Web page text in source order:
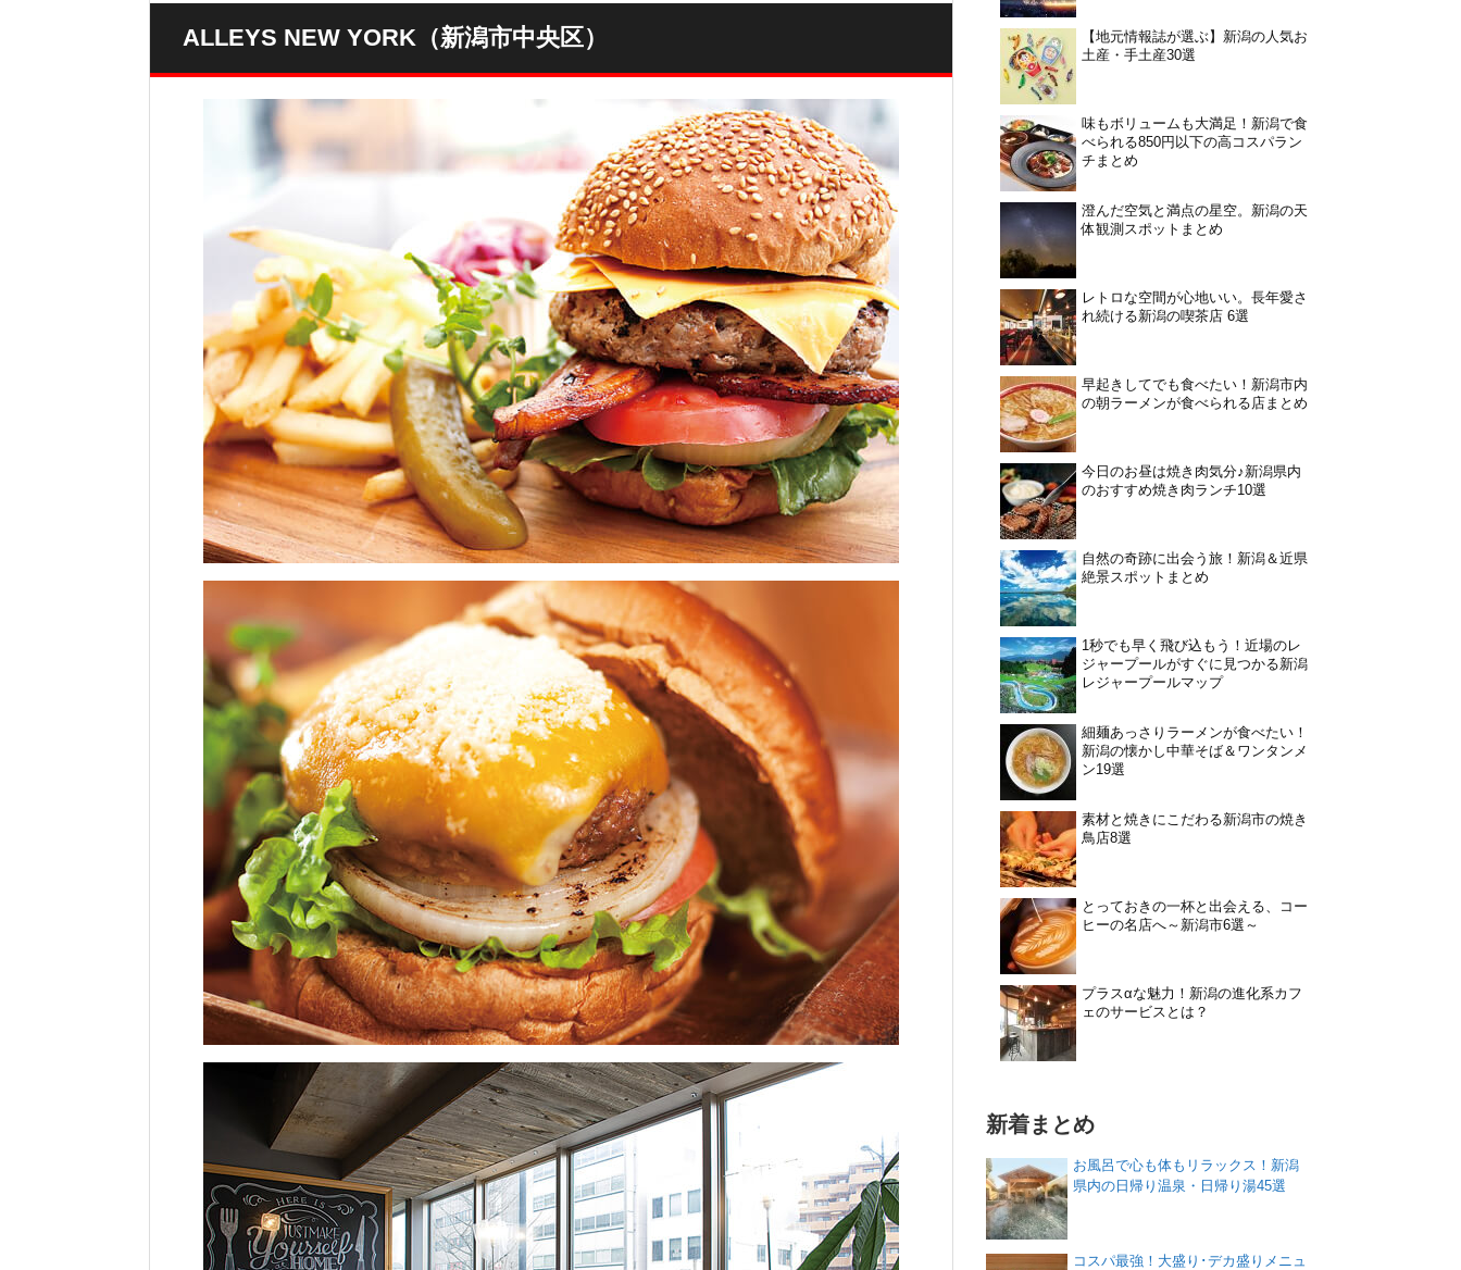
ALLEYS NEW YORK（新潟市中央区）
【地元情報誌が選ぶ】新潟の人気お
土産・手土産30選
味もボリュームも大満足！新潟で食
べられる850円以下の高コスパラン
チまとめ
澄んだ空気と満点の星空。新潟の天
体観測スポットまとめ
レトロな空間が心地いい。長年愛さ
れ続ける新潟の喫茶店 6選
早起きしてでも食べたい！新潟市内
の朝ラーメンが食べられる店まとめ
今日のお昼は焼き肉気分♪新潟県内
のおすすめ焼き肉ランチ10選
自然の奇跡に出会う旅！新潟＆近県
絶景スポットまとめ
1秒でも早く飛び込もう！近場のレ
ジャープールがすぐに見つかる新潟
レジャープールマップ
細麺あっさりラーメンが食べたい！
新潟の懐かし中華そば＆ワンタンメ
ン19選
素材と焼きにこだわる新潟市の焼き
鳥店8選
とっておきの一杯と出会える、コー
ヒーの名店へ～新潟市6選～
プラスαな魅力！新潟の進化系カフ
ェのサービスとは？
新着まとめ
お風呂で心も体もリラックス！新潟
県内の日帰り温泉・日帰り湯45選
コスパ最強！大盛り･デカ盛りメニュ